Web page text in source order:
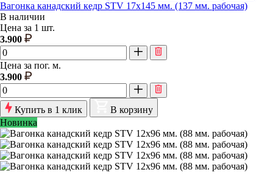
Вагонка канадский кедр STV 17х145 мм. (137 мм. рабочая)
В наличии
Цена за 1 шт.
3.900
Цена за пог. м.
3.900
Купить в 1 клик
В корзину
Новинка